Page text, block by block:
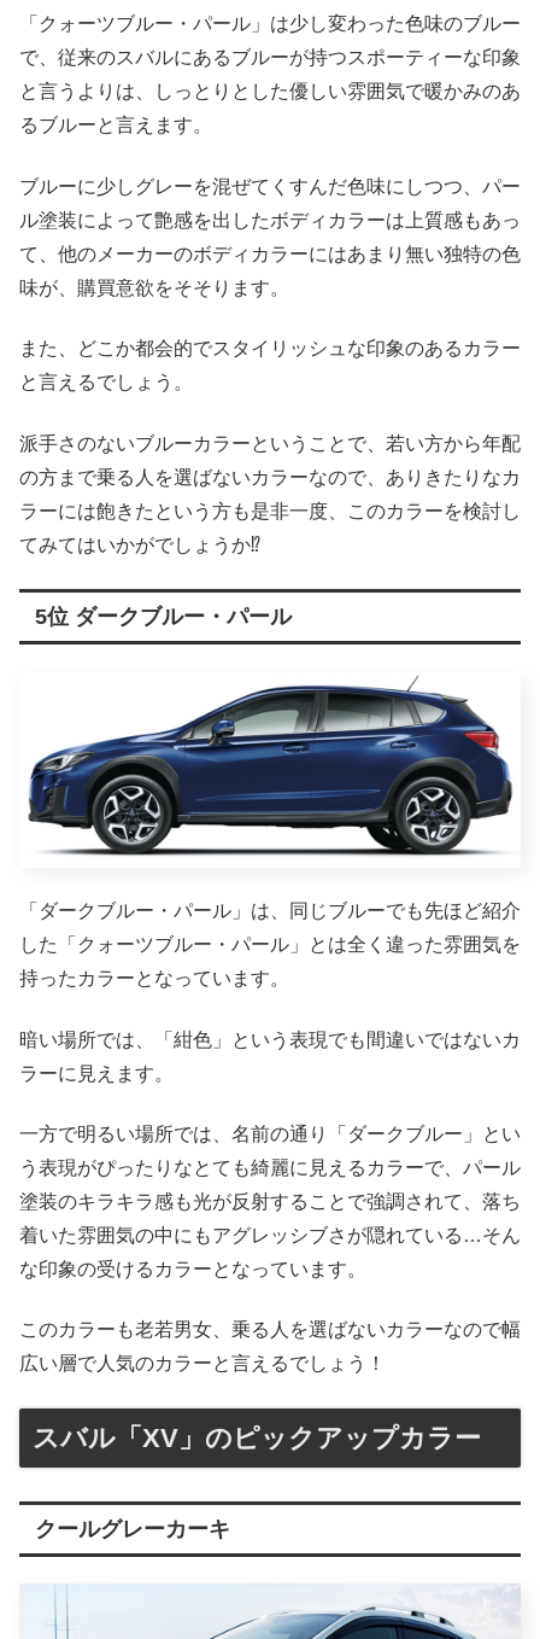
「クォーツブルー・パール」は少し変わった色味のブルー
で、従来のスバルにあるブルーが持つスポーティーな印象
と言うよりは、しっとりとした優しい雰囲気で暖かみのあ
るブルーと言えます。
ブルーに少しグレーを混ぜてくすんだ色味にしつつ、パー
ル塗装によって艶感を出したボディカラーは上質感もあっ
て、他のメーカーのボディカラーにはあまり無い独特の色
味が、購買意欲をそそります。
また、どこか都会的でスタイリッシュな印象のあるカラー
と言えるでしょう。
派手さのないブルーカラーということで、若い方から年配
の方まで乗る人を選ばないカラーなので、ありきたりなカ
ラーには飽きたという方も是非一度、このカラーを検討し
てみてはいかがでしょうか⁉︎
5位 ダークブルー・パール
「ダークブルー・パール」は、同じブルーでも先ほど紹介
した「クォーツブルー・パール」とは全く違った雰囲気を
持ったカラーとなっています。
暗い場所では、「紺色」という表現でも間違いではないカ
ラーに見えます。
一方で明るい場所では、名前の通り「ダークブルー」とい
う表現がぴったりなとても綺麗に見えるカラーで、パール
塗装のキラキラ感も光が反射することで強調されて、落ち
着いた雰囲気の中にもアグレッシブさが隠れている…そん
な印象の受けるカラーとなっています。
このカラーも老若男女、乗る人を選ばないカラーなので幅
広い層で人気のカラーと言えるでしょう！
スバル「XV」のピックアップカラー
クールグレーカーキ